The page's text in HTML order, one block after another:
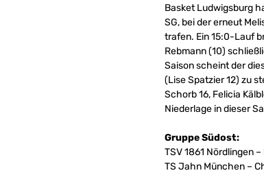
Basket Ludwigsburg
SG, bei der erneut
trafen. Ein 15:0-Lauf
Rebmann (10)
Saison scheint der
(Lise Spatzier 12) zu
Schorb 16, Felicia
Niederlage in dieser
Gruppe Südost:
TSV 1861 Nördlingen
TS Jahn München –